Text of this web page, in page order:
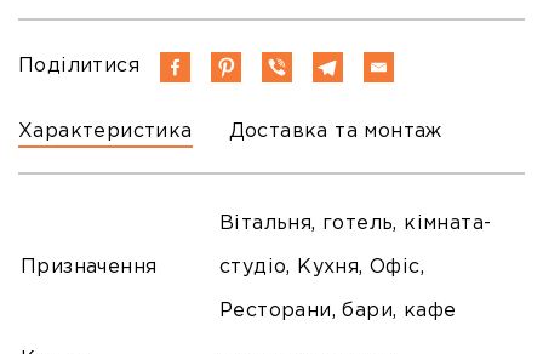
Характеристика Доставка та монтаж
Поділитися
Призначення
Вітальня, готель, кімната-
студіо, Кухня, Офіс,
Ресторани, бари, кафе